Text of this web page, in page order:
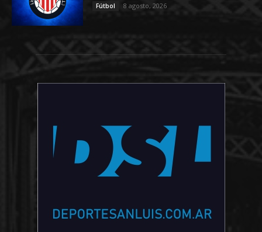
Fútbol 8 agosto, 2026